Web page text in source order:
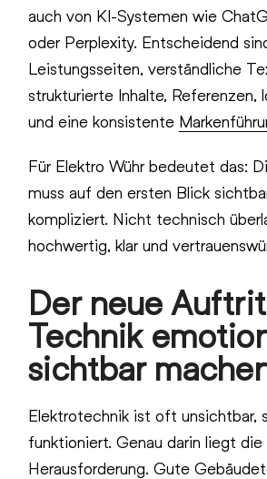
auch von KI-Systemen wie
oder Perplexity. Entscheidend
Leistungsseiten, verständliche
strukturierte Inhalte, Referenzen,
und eine konsistente
Für Elektro Wühr bedeutet das:
muss auf den ersten Blick
kompliziert. Nicht technisch
hochwertig, klar und
Der neue
Technik
sichtbar
Elektrotechnik ist oft unsichtbar,
funktioniert. Genau darin liegt
Herausforderung. Gute